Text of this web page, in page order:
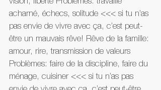
vision, liberté Problèmes: travaille
acharné, échecs, solitude <<< si tu n’as
pas envie de vivre avec ça, c’est peut-
être un mauvais rêve! Rêve de la famille:
amour, rire, transmission de valeurs
Problèmes: faire de la discipline, faire du
ménage, cuisiner <<< si tu n’as pas